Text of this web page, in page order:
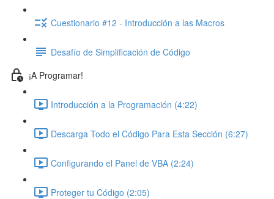
Cuestionario #12 - Introducción a las Macros
Desafío de Simplificación de Código
¡A Programar!
Introducción a la Programación (4:22)
Descarga Todo el Código Para Esta Sección (6:27)
Configurando el Panel de VBA (2:24)
Proteger tu Código (2:05)